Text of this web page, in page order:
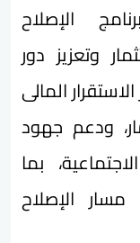
الإصلاح
وتعزيز دور
المالى
ودعم جهود
بما
الإصلاح